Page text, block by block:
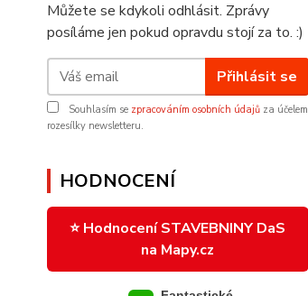
Můžete se kdykoli odhlásit. Zprávy
posíláme jen pokud opravdu stojí za to. :)
Přihlásit se
Souhlasím se zpracováním osobních údajů za účelem
rozesílky newsletteru.
HODNOCENÍ
⭐ Hodnocení STAVEBNINY DaS
na Mapy.cz